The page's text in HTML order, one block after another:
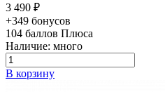
3 490 ₽
+349 бонусов
104 баллов Плюса
Наличие: много
В корзину